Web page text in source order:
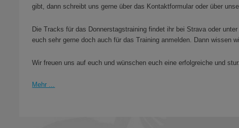
gibt, dann schreibt uns gerne über das Kontaktformular oder über
Die Tracks für das Donnerstagstraining findet ihr bei Strava oder
euch sehr gerne doch auch für das Training anmelden. Dann wissen
Wir freuen uns auf euch und wünschen euch eine erfolgreiche und
Mehr ...